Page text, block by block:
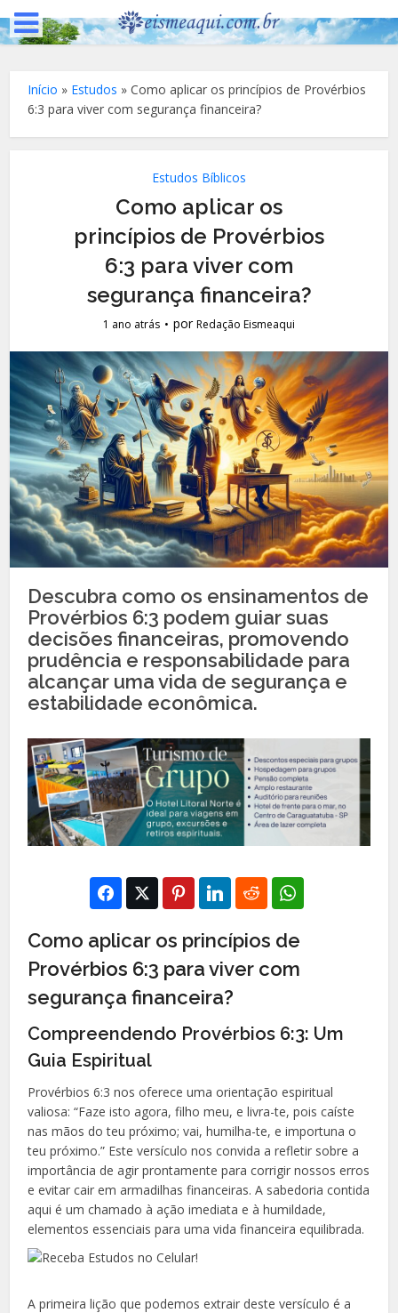
Início » Estudos »Como aplicar os princípios de Provérbios
6:3 para viver com segurança financeira?
Estudos Bíblicos
Como aplicar os
princípios de Provérbios
6:3 para viver com
segurança financeira?
1 ano atrás porRedação Eismeaqui
Descubra como os ensinamentos de
Provérbios 6:3 podem guiar suas
decisões financeiras, promovendo
prudência e responsabilidade para
alcançar uma vida de segurança e
estabilidade econômica.
Como aplicar os princípios de
Provérbios 6:3 para viver com
segurança financeira?
Compreendendo Provérbios 6:3: Um
Guia Espiritual
Provérbios 6:3 nos oferece uma orientação espiritual
valiosa: “Faze isto agora, filho meu, e livra-te, pois caíste
nas mãos do teu próximo; vai, humilha-te, e importuna o
teu próximo.” Este versículo nos convida a refletir sobre a
importância de agir prontamente para corrigir nossos erros
e evitar cair em armadilhas financeiras. A sabedoria contida
aqui é um chamado à ação imediata e à humildade,
elementos essenciais para uma vida financeira equilibrada.
A primeira lição que podemos extrair deste versículo é a